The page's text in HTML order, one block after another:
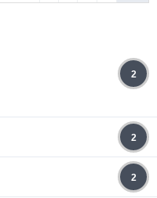
2
2
2